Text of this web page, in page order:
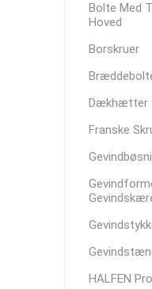
Bolte Med
Hoved
Borskruer
Dækhætter
Franske
HALFEN